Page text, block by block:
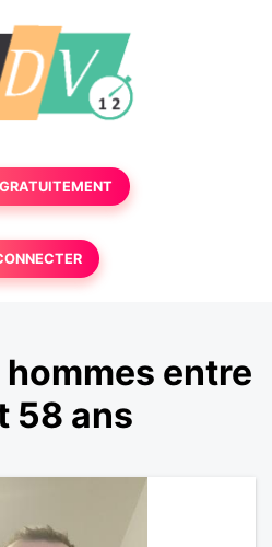
entre
58 ans